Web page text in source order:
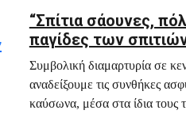
“Σπίτια σάουνες,
παγίδες των
Συμβολική διαμαρτυρία σε
αναδείξουμε τις συνθήκες
καύσωνα, μέσα στα ίδια τους